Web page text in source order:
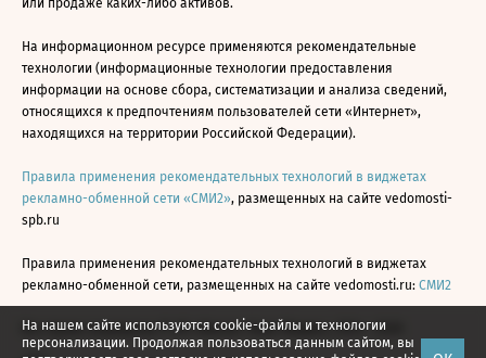
На нашем сайте используются cookie-файлы и технологии
персонализации. Продолжая пользоваться данным сайтом, вы
или продаже каких-либо активов.
На информационном ресурсе применяются рекомендательные
технологии (информационные технологии предоставления
информации на основе сбора, систематизации и анализа сведений,
относящихся к предпочтениям пользователей сети «Интернет»,
находящихся на территории Российской Федерации).
Правила применения рекомендательных технологий в виджетах
рекламно-обменной сети «СМИ2», размещенных на сайте vedomosti-
spb.ru
Правила применения рекомендательных технологий в виджетах
рекламно-обменной сети, размещенных на сайте vedomosti.ru: СМИ2
Все права защищены © АО «Бизнес Ньюс Медиа», 2024 - 2026